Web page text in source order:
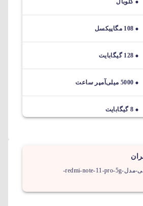
108 مگاپیکسل
128 گیگابایت
5000 میلی‌آمپر ساعت
8 گیگابایت
گوشی-موبایل-شیائومی-مدل-redmi-note-11-pro-5g-